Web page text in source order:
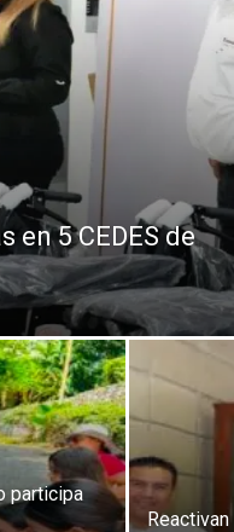
en 5 CEDES de
participa
Reactivan